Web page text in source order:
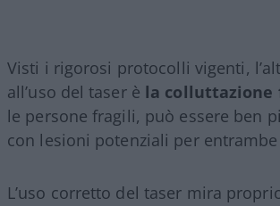
Visti i rigorosi protocolli vigenti,
all’uso del taser è la colluttazione
le persone fragili, può essere ben
con lesioni potenziali per
L’uso corretto del taser mira